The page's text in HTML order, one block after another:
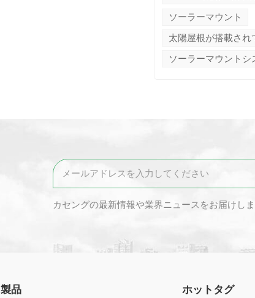
ソーラーマウント
太陽屋根が搭載され
ソーラーマウントシ
カセングの最新情報や業界ニュースをお届けしま
製品 ホットタグ